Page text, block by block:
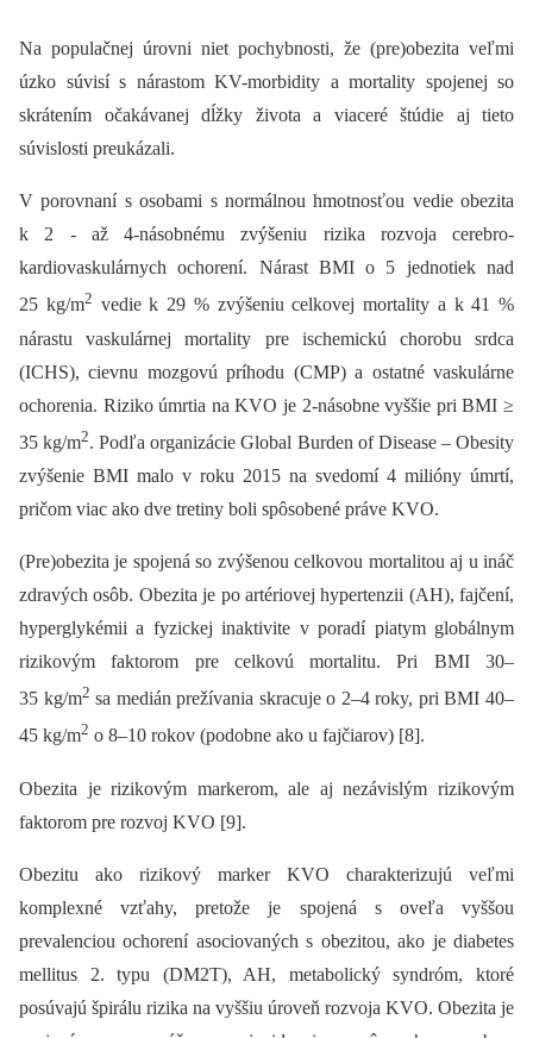
Na populačnej úrovni niet pochybnosti, že (pre)obezita veľmi
úzko súvisí s nárastom KV-morbidity a mortality spojenej so
skrátením očakávanej dĺžky života a viaceré štúdie aj tieto
súvislosti preukázali.
V porovnaní s osobami s normálnou hmotnosťou vedie obezita
k 2 -⁠ až 4-násobnému zvýšeniu rizika rozvoja cerebro-
kardiovaskulárnych ochorení. Nárast BMI o 5 jednotiek nad
25 kg/m2 vedie k 29 % zvýšeniu celkovej mortality a k 41 %
nárastu vaskulárnej mortality pre ischemickú chorobu srdca
(ICHS), cievnu mozgovú príhodu (CMP) a ostatné vaskulárne
ochorenia. Riziko úmrtia na KVO je 2-násobne vyššie pri BMI ≥
35 kg/m2. Podľa organizácie Global Burden of Disease –⁠ Obesity
zvýšenie BMI malo v roku 2015 na svedomí 4 milióny úmrtí,
pričom viac ako dve tretiny boli spôsobené práve KVO.
(Pre)obezita je spojená so zvýšenou celkovou mortalitou aj u ináč
zdravých osôb. Obezita je po artériovej hypertenzii (AH), fajčení,
hyperglykémii a fyzickej inaktivite v poradí piatym globálnym
rizikovým faktorom pre celkovú mortalitu. Pri BMI 30–
35 kg/m2 sa medián prežívania skracuje o 2–4 roky, pri BMI 40–
45 kg/m2 o 8–10 rokov (podobne ako u fajčiarov) [8].
Obezita je rizikovým markerom, ale aj nezávislým rizikovým
faktorom pre rozvoj KVO [9].
Obezitu ako rizikový marker KVO charakterizujú veľmi
komplexné vzťahy, pretože je spojená s oveľa vyššou
prevalenciou ochorení asociovaných s obezitou, ako je diabetes
mellitus 2. typu (DM2T), AH, metabolický syndróm, ktoré
posúvajú špirálu rizika na vyššiu úroveň rozvoja KVO. Obezita je